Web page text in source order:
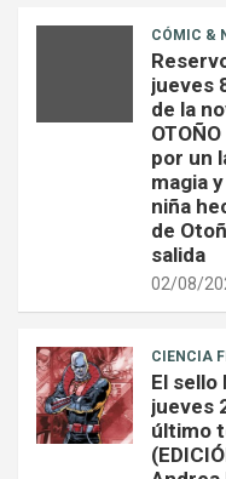
CÓMIC &
jueves
de la
por un
magia
niña
de
salida
02/08/
CIENCIA
El
jueves
último